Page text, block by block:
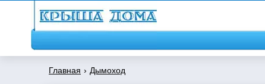
Главная › Дымоход